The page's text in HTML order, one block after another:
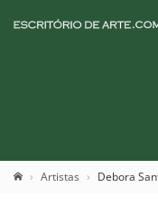
Artistas Debora